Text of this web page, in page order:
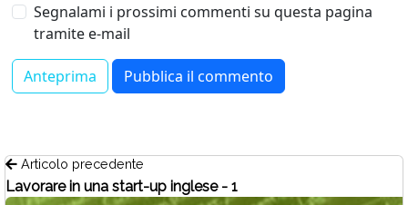
Segnalami i prossimi commenti su questa pagina
tramite e-mail
Articolo precedente
Lavorare in una start-up inglese - 1